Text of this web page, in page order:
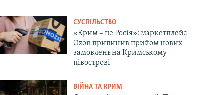
СУСПІЛЬСТВО
«Крим – не Росія»: маркетплейс
Ozon припинив прийом нових
замовлень на Кримському
півострові
ВІЙНА ТА КРИМ